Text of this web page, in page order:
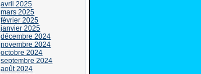
avril 2025
mars 2025
février 2025
janvier 2025
décembre 2024
novembre 2024
octobre 2024
septembre 2024
août 2024